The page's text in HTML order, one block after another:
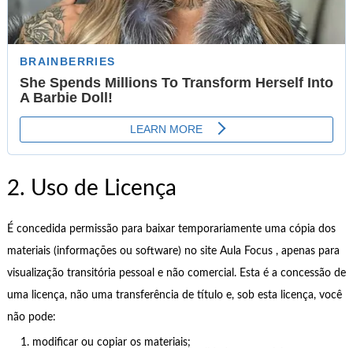
2. Uso de Licença
É concedida permissão para baixar temporariamente uma cópia dos
materiais (informações ou software) no site Aula Focus , apenas para
visualização transitória pessoal e não comercial. Esta é a concessão de
uma licença, não uma transferência de título e, sob esta licença, você
não pode:
modificar ou copiar os materiais;